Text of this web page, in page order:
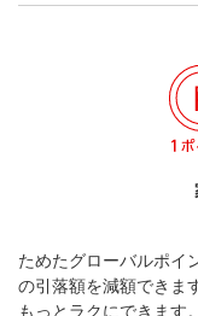
ためたグローバルポイ
の引落額を減額できま
もっとラクにできます。